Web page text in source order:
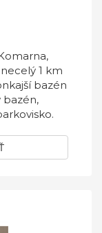
1 km
bazén
bazén,